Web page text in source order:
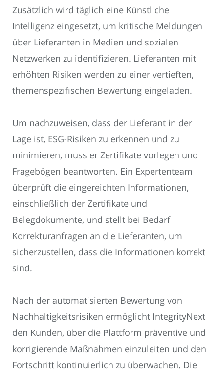
Zusätzlich wird täglich eine Künstliche
Intelligenz eingesetzt, um kritische Meldungen
über Lieferanten in Medien und sozialen
Netzwerken zu identifizieren. Lieferanten mit
erhöhten Risiken werden zu einer vertieften,
themenspezifischen Bewertung eingeladen.
Um nachzuweisen, dass der Lieferant in der
Lage ist, ESG-Risiken zu erkennen und zu
minimieren, muss er Zertifikate vorlegen und
Fragebögen beantworten. Ein Expertenteam
überprüft die eingereichten Informationen,
einschließlich der Zertifikate und
Belegdokumente, und stellt bei Bedarf
Korrekturanfragen an die Lieferanten, um
sicherzustellen, dass die Informationen korrekt
sind.
Nach der automatisierten Bewertung von
Nachhaltigkeitsrisiken ermöglicht IntegrityNext
den Kunden, über die Plattform präventive und
korrigierende Maßnahmen einzuleiten und den
Fortschritt kontinuierlich zu überwachen. Die